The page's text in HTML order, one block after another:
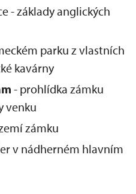
- základy anglických
parku z vlastních
kavárny
- prohlídka zámku
venku
zámku
v nádherném hlavním